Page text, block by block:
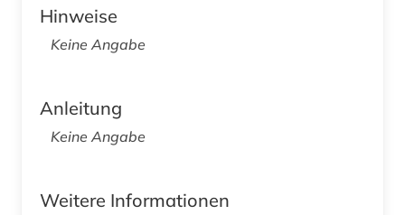
Hinweise
Keine Angabe
Anleitung
Keine Angabe
Weitere Informationen